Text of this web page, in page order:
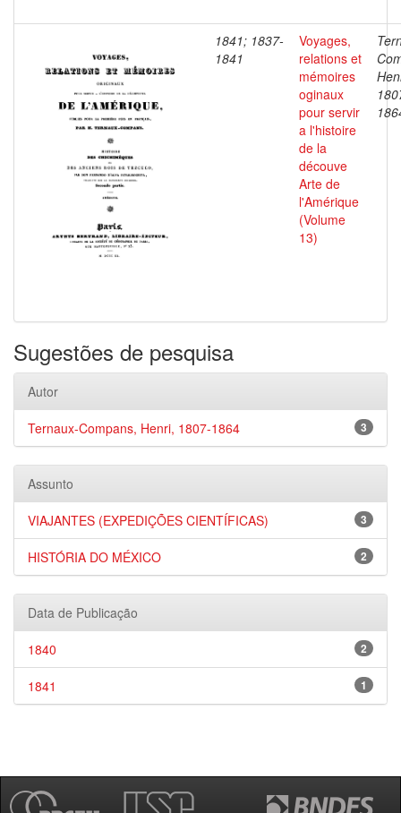
1841; 1837-
1841
Voyages,
relations et
mémoires
oginaux
pour servir
a l'histoire
de la
découve
Arte de
l'Amérique
(Volume
13)
Sugestões de pesquisa
Autor
3
Ternaux-Compans, Henri, 1807-1864
Assunto
3
VIAJANTES (EXPEDIÇÕES CIENTÍFICAS)
2
HISTÓRIA DO MÉXICO
Data de Publicação
2
1840
1
1841